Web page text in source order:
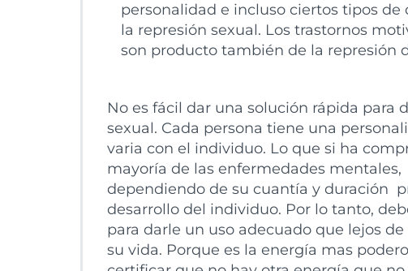
personalidad e incluso ciertos tipos
la represión sexual. Los trastornos
son producto también de la represión
No es fácil dar una solución rápida para
sexual. Cada persona tiene una
varia con el individuo. Lo que si ha
mayoría de las enfermedades
dependiendo de su cuantía y duración
desarrollo del individuo. Por lo tanto,
para darle un uso adecuado que lejos
su vida. Porque es la energía mas